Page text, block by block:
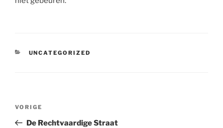
CATEGORIEËN
UNCATEGORIZED
Vorig
bericht
VORIGE
De Rechtvaardige Straat